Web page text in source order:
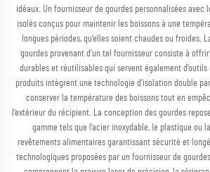
idéaux. Un fournisseur de gourdes personnalisées avec
isolés conçus pour maintenir les boissons à une
longues périodes, qu’elles soient chaudes ou froides.
gourdes provenant d’un tel fournisseur consiste à
durables et réutilisables qui servent également
produits intègrent une technologie d’isolation double
conserver la température des boissons tout en
l’extérieur du récipient. La conception des gourdes
gamme tels que l’acier inoxydable, le plastique ou
revêtements alimentaires garantissant sécurité et
technologiques proposées par un fournisseur de